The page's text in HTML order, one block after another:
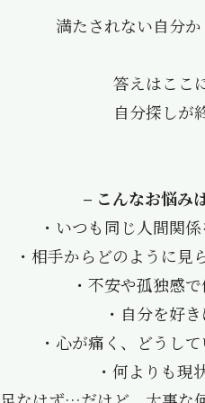
満たされない自分か
答えはここ
自分探しが
– こんなお悩み
・いつも同じ人間関
・相手からどのように見
・不安や孤独感
・自分を好き
・心が痛く、どうし
・何よりも現